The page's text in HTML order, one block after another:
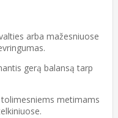
arba mažesniuose
gerą balansą tarp
metimams